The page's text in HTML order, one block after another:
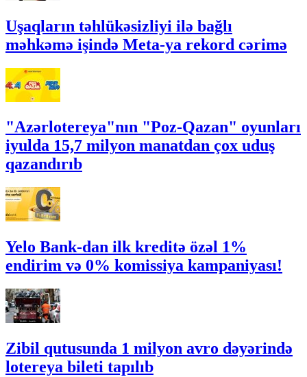
Uşaqların təhlükəsizliyi ilə bağlı
məhkəmə işində Meta-ya rekord cərimə
"Azərlotereya"nın "Poz-Qazan" oyunları
iyulda 15,7 milyon manatdan çox uduş
qazandırıb
Yelo Bank-dan ilk kreditə özəl 1%
endirim və 0% komissiya kampaniyası!
Zibil qutusunda 1 milyon avro dəyərində
lotereya bileti tapılıb